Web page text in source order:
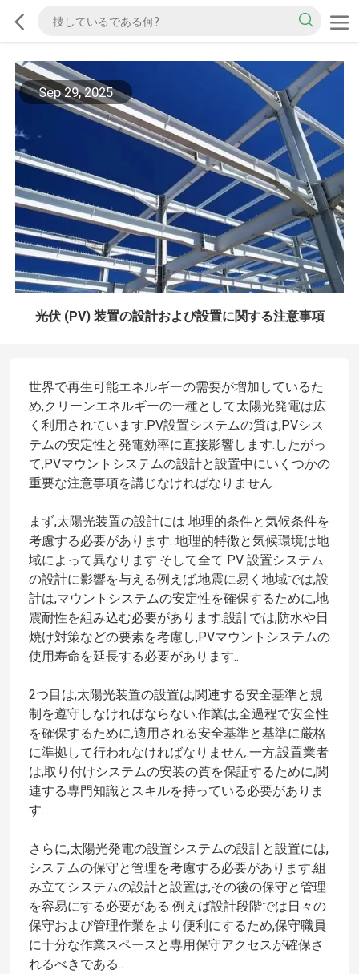
Sep 29, 2025
光伏 (PV) 装置の設計および設置に関する注意事項
世界で再生可能エネルギーの需要が増加しているた
め,クリーンエネルギーの一種として太陽光発電は広
く利用されています.PV設置システムの質は,PVシス
テムの安定性と発電効率に直接影響します.したがっ
て,PVマウントシステムの設計と設置中にいくつかの
重要な注意事項を講じなければなりません.
まず,太陽光装置の設計には 地理的条件と気候条件を
考慮する必要があります. 地理的特徴と気候環境は地
域によって異なります.そして全て PV 設置システム
の設計に影響を与える例えば,地震に易く地域では,設
計は,マウントシステムの安定性を確保するために,地
震耐性を組み込む必要があります.設計では,防水や日
焼け対策などの要素を考慮し,PVマウントシステムの
使用寿命を延長する必要があります..
2つ目は,太陽光装置の設置は,関連する安全基準と規
制を遵守しなければならない.作業は,全過程で安全性
を確保するために,適用される安全基準と基準に厳格
に準拠して行われなければなりません.一方,設置業者
は,取り付けシステムの安装の質を保証するために,関
連する専門知識とスキルを持っている必要がありま
す.
さらに,太陽光発電の設置システムの設計と設置には,
システムの保守と管理を考慮する必要があります.組
み立てシステムの設計と設置は,その後の保守と管理
を容易にする必要がある.例えば設計段階では日々の
保守および管理作業をより便利にするため,保守職員
に十分な作業スペースと専用保守アクセスが確保さ
れるべきである..